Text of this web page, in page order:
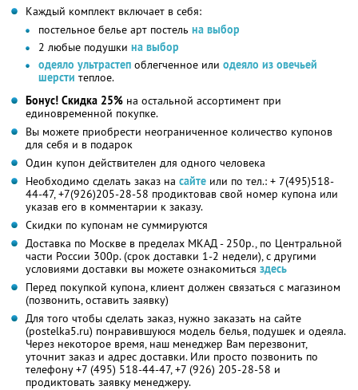
Каждый комплект включает в себя:
постельное белье арт постель на выбор
2 любые подушки на выбор
одеяло ультрастеп облегченное или одеяло из овечьей
шерсти теплое.
Бонус! Скидка 25% на остальной ассортимент при
единовременной покупке.
Вы можете приобрести неограниченное количество купонов
для себя и в подарок
Один купон действителен для одного человека
Необходимо сделать заказ на сайте или по тел.: + 7(495)518-
44-47, +7(926)205-28-58 продиктовав свой номер купона или
указав его в комментарии к заказу.
Скидки по купонам не суммируются
Доставка по Москве в пределах МКАД - 250р., по Центральной
части России 300р. (срок доставки 1-2 недели), с другими
условиями доставки вы можете ознакомиться здесь
Перед покупкой купона, клиент должен связаться с магазином
(позвонить, оставить заявку)
Для того чтобы сделать заказ, нужно заказать на сайте
(postelka5.ru) понравившуюся модель белья, подушек и одеяла.
Через некоторое время, наш менеджер Вам перезвонит,
уточнит заказ и адрес доставки. Или просто позвонить по
телефону +7 (495) 518-44-47, +7 (926) 205-28-58 и
продиктовать заявку менеджеру.